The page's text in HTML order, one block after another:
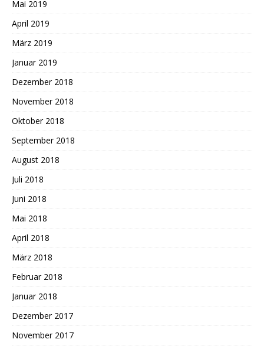
Mai 2019
April 2019
März 2019
Januar 2019
Dezember 2018
November 2018
Oktober 2018
September 2018
August 2018
Juli 2018
Juni 2018
Mai 2018
April 2018
März 2018
Februar 2018
Januar 2018
Dezember 2017
November 2017